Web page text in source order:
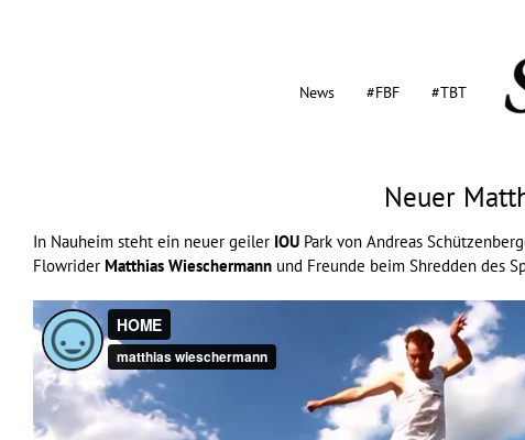
News #FBF #TBT
Neuer
In Nauheim steht ein neuer geiler IOU Park von Andreas
Flowrider Matthias Wieschermann und Freunde beim Shredden des